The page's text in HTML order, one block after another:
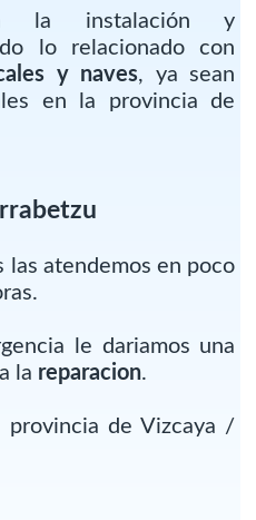
la instalación y
lo relacionado con
y naves, ya sean
en la provincia de
las atendemos en poco
le dariamos una
la reparacion.
provincia de Vizcaya /